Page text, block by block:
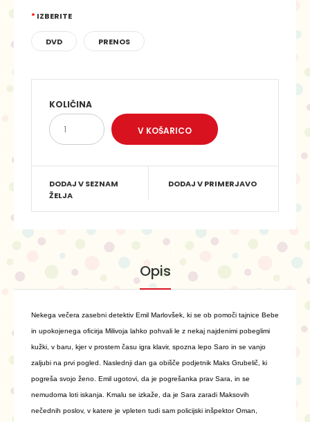
IZBERITE
DVD PRENOS
KOLIČINA
DODAJ V SEZNAM
ŽELJA
DODAJ V PRIMERJAVO
Opis
Nekega večera zasebni detektiv Emil Marlovšek, ki se ob pomoči tajnice Bebe
in upokojenega oﬁcirja Milivoja lahko pohvali le z nekaj najdenimi pobeglimi
kužki, v baru, kjer v prostem času igra klavir, spozna lepo Saro in se vanjo
zaljubi na prvi pogled. Naslednji dan ga obišče podjetnik Maks Grubelič, ki
pogreša svojo ženo. Emil ugotovi, da je pogrešanka prav Sara, in se
nemudoma loti iskanja. Kmalu se izkaže, da je Sara zaradi Maksovih
nečednih poslov, v katere je vpleten tudi sam policijski inšpektor Oman,